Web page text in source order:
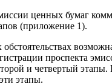
ценных бумаг
(приложение 1).
проспекта
и четвертый этапы.
этапы.